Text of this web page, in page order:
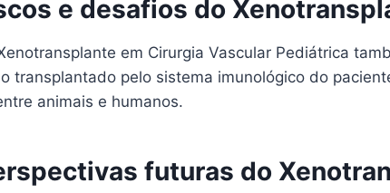
e desafios do
em Cirurgia Vascular Pediátrica
transplantado pelo sistema imunológico do
animais e humanos.
futuras do